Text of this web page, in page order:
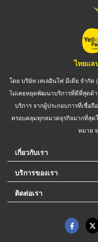
ไทยแล
โดย บริษัท เทเลอินโฟ มีเดีย จำกัด
ไม่เคยหยุดพัฒนาบริการที่ดีที่สุดด้
บริการ จากผู้ประกอบการที่เชื่อ
ครอบคลุมทุกหมวดธุรกิจมากที่สุด
หมาย
เกี่ยวกับเรา
บริการของเรา
ติดต่อเรา